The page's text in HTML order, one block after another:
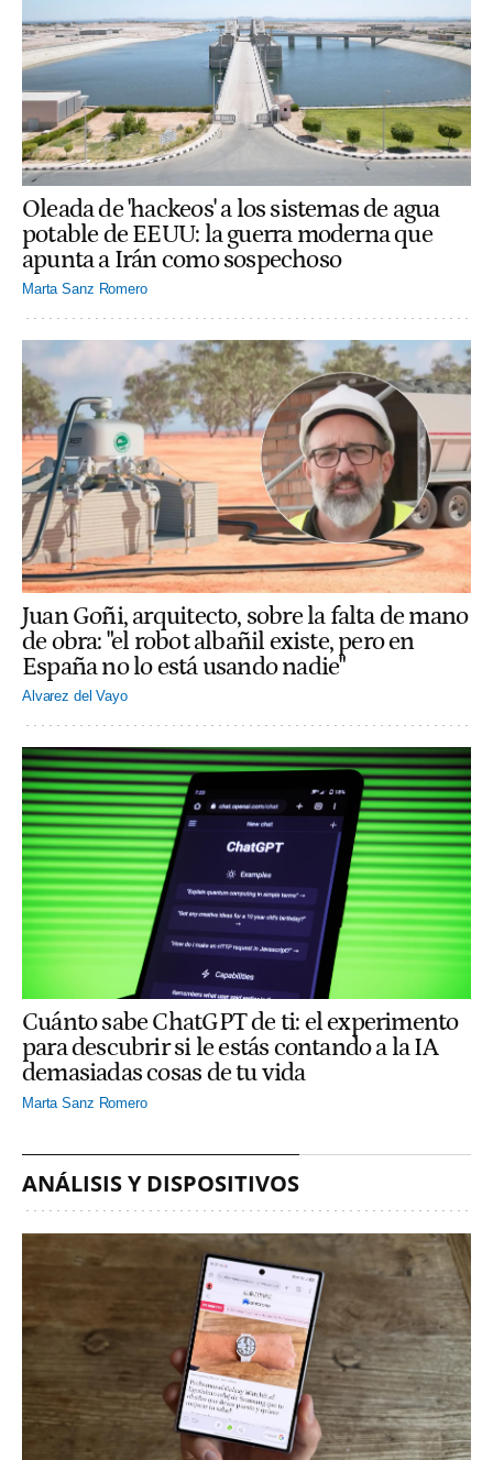
Oleada de 'hackeos' a los sistemas de agua
potable de EEUU: la guerra moderna que
apunta a Irán como sospechoso
Marta Sanz Romero
Juan Goñi, arquitecto, sobre la falta de mano
de obra: "el robot albañil existe, pero en
España no lo está usando nadie"
Alvarez del Vayo
Cuánto sabe ChatGPT de ti: el experimento
para descubrir si le estás contando a la IA
demasiadas cosas de tu vida
Marta Sanz Romero
ANÁLISIS Y DISPOSITIVOS